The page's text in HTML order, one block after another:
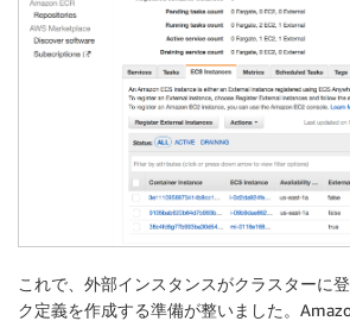
これで、外部インスタンスがクラスターに
ク定義を作成する準備が整いました。